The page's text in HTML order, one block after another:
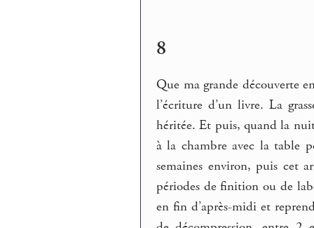
8
Que ma grande découverte
l’écriture d’un livre. La
héritée. Et puis, quand la
à la chambre avec la table
semaines environ, puis cet
périodes de finition ou de
en fin d’après-midi et